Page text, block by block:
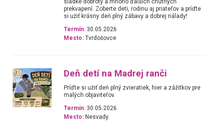
sladké dobroty a mnoho ďalších chutných
prekvapení. Zoberte deti, rodinu aj priateľov a príďte
si užiť krásny deň plný zábavy a dobrej nálady!
Termín: 30.05.2026
Mesto: Tvrdošovce
Deň detí na Madrej ranči
Príďte si užiť deň plný zvieratiek, hier a zážitkov pre
malých objaviteľov.
Termín: 30.05.2026
Mesto: Nesvady